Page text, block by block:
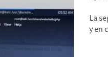
La
y en